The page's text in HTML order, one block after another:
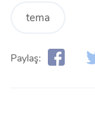
tema
Paylaş: